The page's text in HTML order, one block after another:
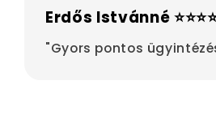
Erdős Istvánné
"Gyors pontos